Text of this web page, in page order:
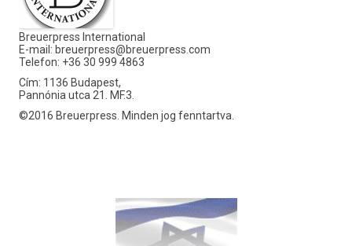
Breuerpress International
E-mail: breuerpress@breuerpress.com
Telefon: +36 30 999 4863
Cím: 1136 Budapest,
Pannónia utca 21. MF.3.
©2016 Breuerpress. Minden jog fenntartva.